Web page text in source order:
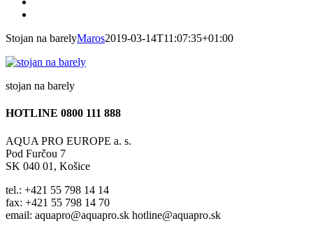
Stojan na barelyMaros2019-03-14T11:07:35+01:00
stojan na barely
HOTLINE 0800 111 888
AQUA PRO EUROPE a. s.
Pod Furčou 7
SK 040 01, Košice
tel.: +421 55 798 14 14
fax: +421 55 798 14 70
email: aquapro@aquapro.sk hotline@aquapro.sk